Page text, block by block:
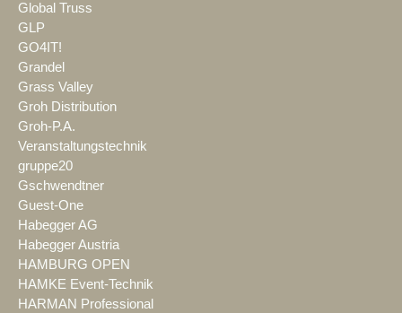
Global Truss
GLP
GO4IT!
Grandel
Grass Valley
Groh Distribution
Groh-P.A.
Veranstaltungstechnik
gruppe20
Gschwendtner
Guest-One
Habegger AG
Habegger Austria
HAMBURG OPEN
HAMKE Event-Technik
HARMAN Professional